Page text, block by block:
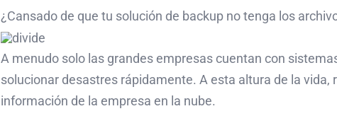
¿Cansado de que tu solución de backup no tenga los
A menudo solo las grandes empresas cuentan con
solucionar desastres rápidamente. A esta altura de la
información de la empresa en la nube.